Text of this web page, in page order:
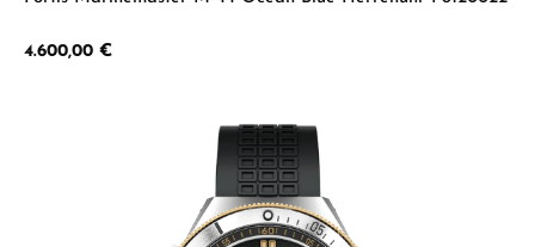
Regulärer Preis:
4.600,00 €